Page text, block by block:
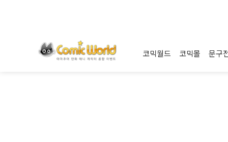
코믹월드 코믹몰 문구